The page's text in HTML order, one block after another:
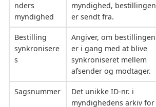
nders
myndighed
myndighed, bestillingen
er sendt fra.
Bestilling
synkronisere
s
Angiver, om bestillingen
er i gang med at blive
synkroniseret mellem
afsender og modtager.
Sagsnummer
Det unikke ID-nr. i
myndighedens arkiv for